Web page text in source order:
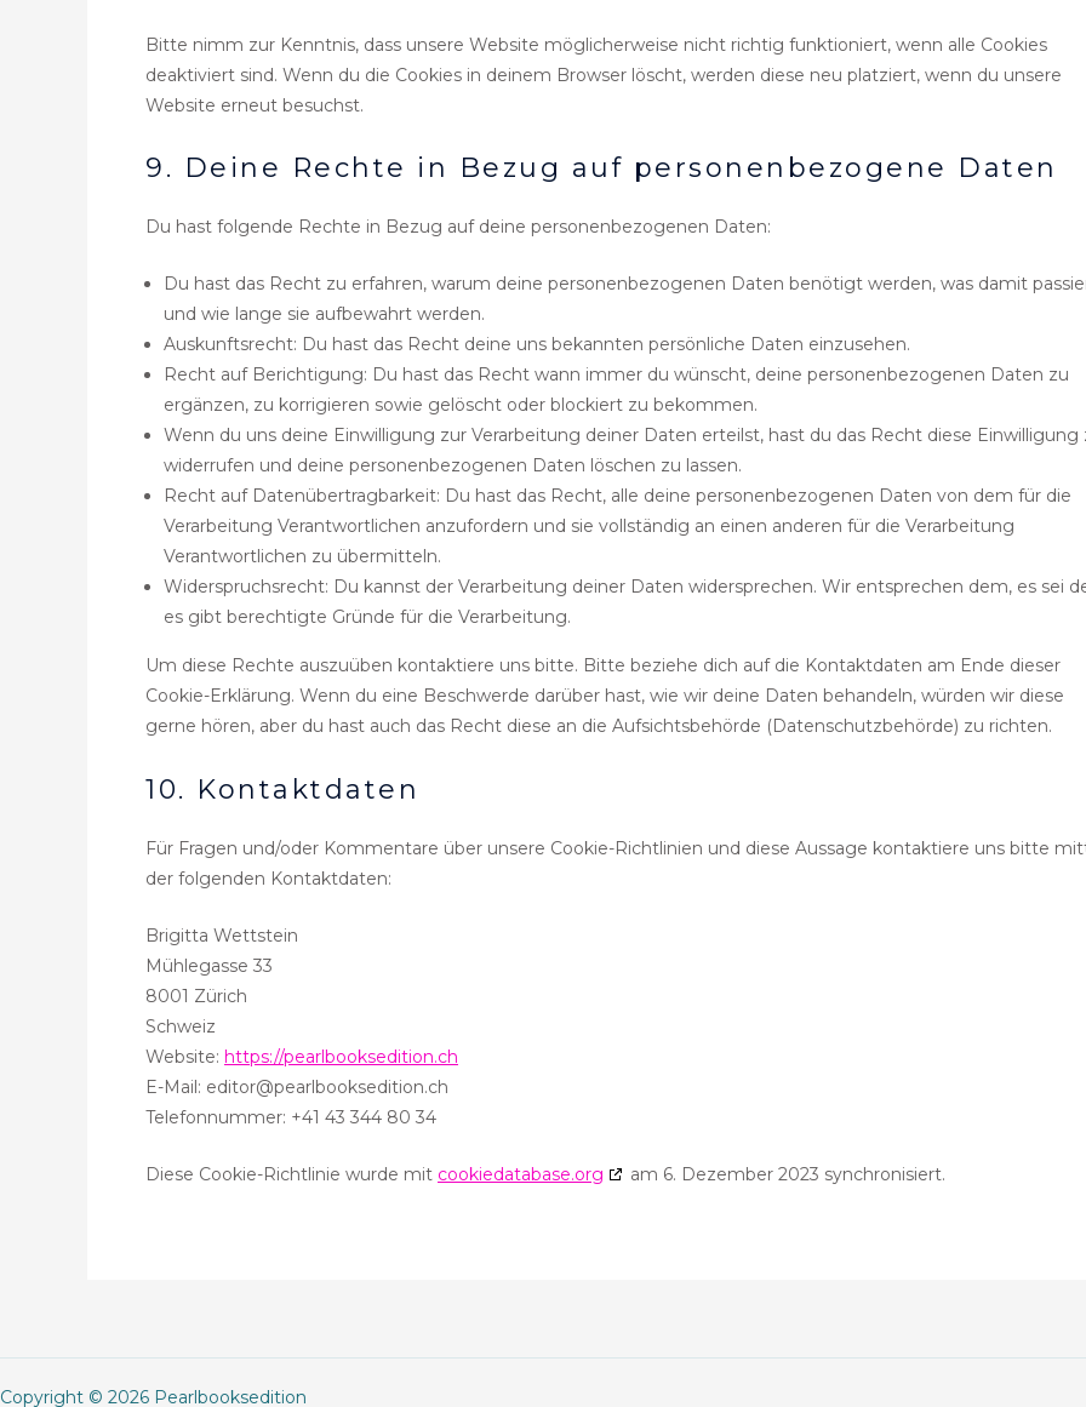
Bitte nimm zur Kenntnis, dass unsere Website möglicherweise nicht richtig funktioniert, wenn alle Cookies
deaktiviert sind. Wenn du die Cookies in deinem Browser löscht, werden diese neu platziert, wenn du unsere
Website erneut besuchst.
9. Deine Rechte in Bezug auf personenbezogene Daten
Du hast folgende Rechte in Bezug auf deine personenbezogenen Daten:
Du hast das Recht zu erfahren, warum deine personenbezogenen Daten benötigt werden, was damit
und wie lange sie aufbewahrt werden.
Auskunftsrecht: Du hast das Recht deine uns bekannten persönliche Daten einzusehen.
Recht auf Berichtigung: Du hast das Recht wann immer du wünscht, deine personenbezogenen Daten zu
ergänzen, zu korrigieren sowie gelöscht oder blockiert zu bekommen.
Wenn du uns deine Einwilligung zur Verarbeitung deiner Daten erteilst, hast du das Recht diese Einwilligung
widerrufen und deine personenbezogenen Daten löschen zu lassen.
Recht auf Datenübertragbarkeit: Du hast das Recht, alle deine personenbezogenen Daten von dem für die
Verarbeitung Verantwortlichen anzufordern und sie vollständig an einen anderen für die Verarbeitung
Verantwortlichen zu übermitteln.
Widerspruchsrecht: Du kannst der Verarbeitung deiner Daten widersprechen. Wir entsprechen dem, es sei
es gibt berechtigte Gründe für die Verarbeitung.
Um diese Rechte auszuüben kontaktiere uns bitte. Bitte beziehe dich auf die Kontaktdaten am Ende dieser
Cookie-Erklärung. Wenn du eine Beschwerde darüber hast, wie wir deine Daten behandeln, würden wir diese
gerne hören, aber du hast auch das Recht diese an die Aufsichtsbehörde (Datenschutzbehörde) zu richten.
10. Kontaktdaten
Für Fragen und/oder Kommentare über unsere Cookie-Richtlinien und diese Aussage kontaktiere uns bitte
der folgenden Kontaktdaten:
Brigitta Wettstein
Mühlegasse 33
8001 Zürich
Schweiz
Website: https://pearlbooksedition.ch
E-Mail: editor@pearlbooksedition.ch
Telefonnummer: +41 43 344 80 34
Diese Cookie-Richtlinie wurde mit cookiedatabase.org am 6. Dezember 2023 synchronisiert.
Copyright © 2026 Pearlbooksedition